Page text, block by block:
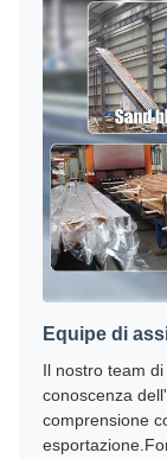
Equipe di
Il nostro team
conoscenza
comprensione